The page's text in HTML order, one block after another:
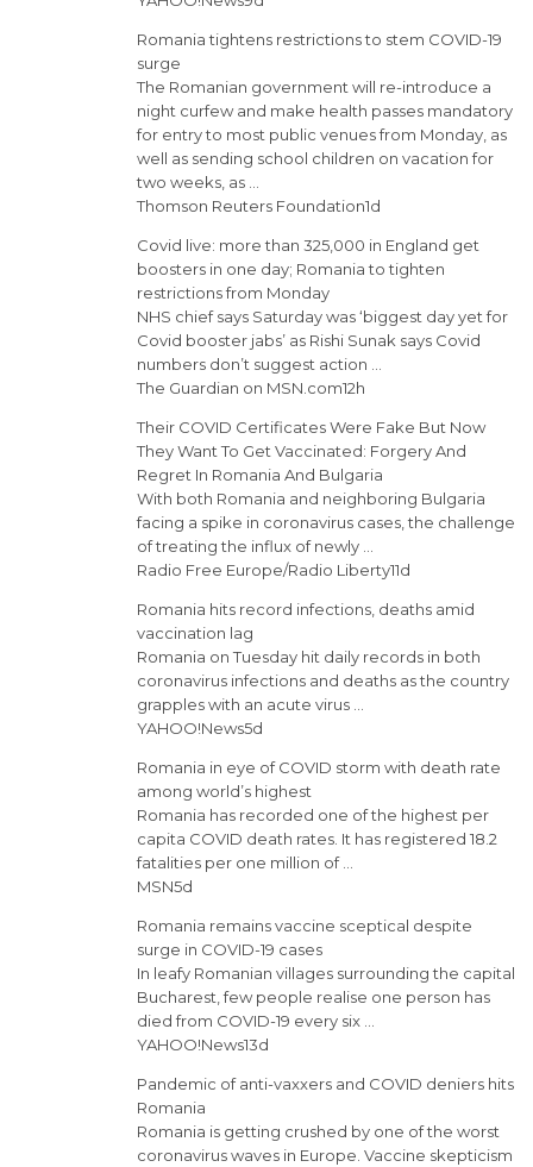
Romania tightens restrictions to stem COVID-19
surge
The Romanian government will re-introduce a
night curfew and make health passes mandatory
for entry to most public venues from Monday, as
well as sending school children on vacation for
two weeks, as …
Thomson Reuters Foundation1d
Covid live: more than 325,000 in England get
boosters in one day; Romania to tighten
restrictions from Monday
NHS chief says Saturday was ‘biggest day yet for
Covid booster jabs’ as Rishi Sunak says Covid
numbers don’t suggest action …
The Guardian on MSN.com12h
Their COVID Certificates Were Fake But Now
They Want To Get Vaccinated: Forgery And
Regret In Romania And Bulgaria
With both Romania and neighboring Bulgaria
facing a spike in coronavirus cases, the challenge
of treating the influx of newly …
Radio Free Europe/Radio Liberty11d
Romania hits record infections, deaths amid
vaccination lag
Romania on Tuesday hit daily records in both
coronavirus infections and deaths as the country
grapples with an acute virus …
YAHOO!News5d
Romania in eye of COVID storm with death rate
among world’s highest
Romania has recorded one of the highest per
capita COVID death rates. It has registered 18.2
fatalities per one million of …
MSN5d
Romania remains vaccine sceptical despite
surge in COVID-19 cases
In leafy Romanian villages surrounding the capital
Bucharest, few people realise one person has
died from COVID-19 every six …
YAHOO!News13d
Pandemic of anti-vaxxers and COVID deniers hits
Romania
Romania is getting crushed by one of the worst
coronavirus waves in Europe. Vaccine skepticism